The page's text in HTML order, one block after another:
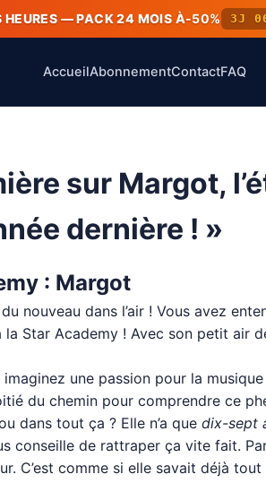
HEURES — PACK 24 MOIS À-50% 3J
AccueilAbonnementContactFAQ
sur Margot,
dernière ! »
: Margot
nouveau dans l’air ! Vous avez
Star Academy ! Avec son petit air
une passion pour la
du chemin pour comprendre ce
dans tout ça ? Elle n’a que dix-sept
conseille de rattraper ça vite fait.
C’est comme si elle savait déjà